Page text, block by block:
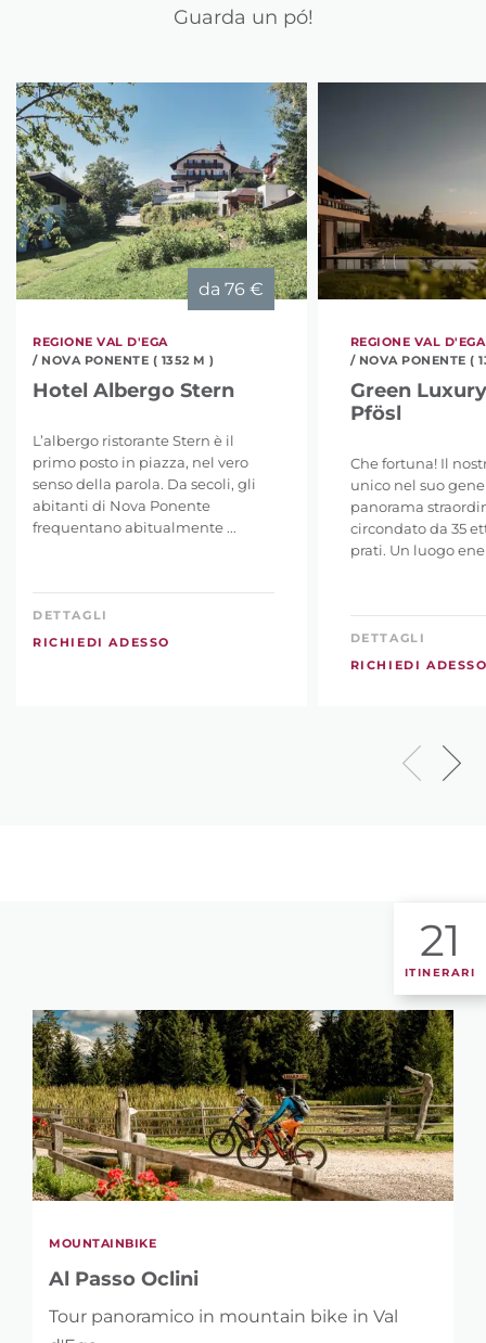
Guarda un pó!
da 76 €
REGIONE VAL D'EGA
/ NOVA PONENTE ( 1352 M )
Hotel Albergo Stern
L’albergo ristorante Stern è il
primo posto in piazza, nel vero
senso della parola. Da secoli, gli
abitanti di Nova Ponente
frequentano abitualmente ...
DETTAGLI
RICHIEDI ADESSO
REGIONE VAL D'EGA
/ NOVA PONENTE (
Green
Pfösl
Che fortuna! Il
unico nel suo
panorama
circondato da 35
prati. Un luogo
DETTAGLI
RICHIEDI
21
ITINERARI
MOUNTAINBIKE
Al Passo Oclini
Tour panoramico in mountain bike in Val